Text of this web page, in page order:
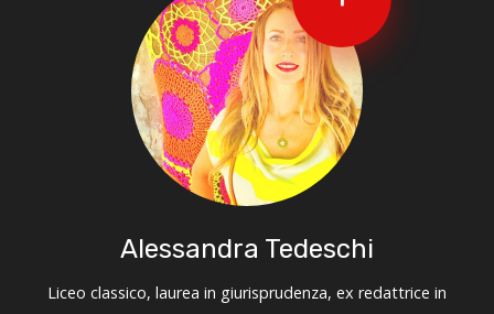
Alessandra Tedeschi
Liceo classico, laurea in giurisprudenza, ex redattrice in